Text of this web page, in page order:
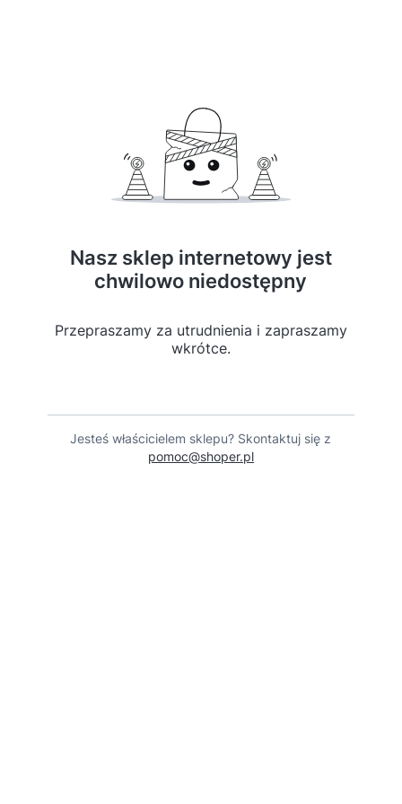
Nasz sklep internetowy jest
chwilowo niedostępny
Przepraszamy za utrudnienia i zapraszamy
wkrótce.
Jesteś właścicielem sklepu? Skontaktuj się z
pomoc@shoper.pl